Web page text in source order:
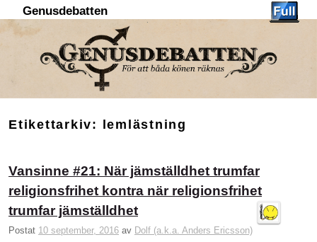
Genusdebatten
Etikettarkiv: lemlästning
Vansinne #21: När jämställdhet trumfar
religionsfrihet kontra när religionsfrihet
trumfar jämställdhet
Postat 10 september, 2016 av Dolf (a.k.a. Anders Ericsson)